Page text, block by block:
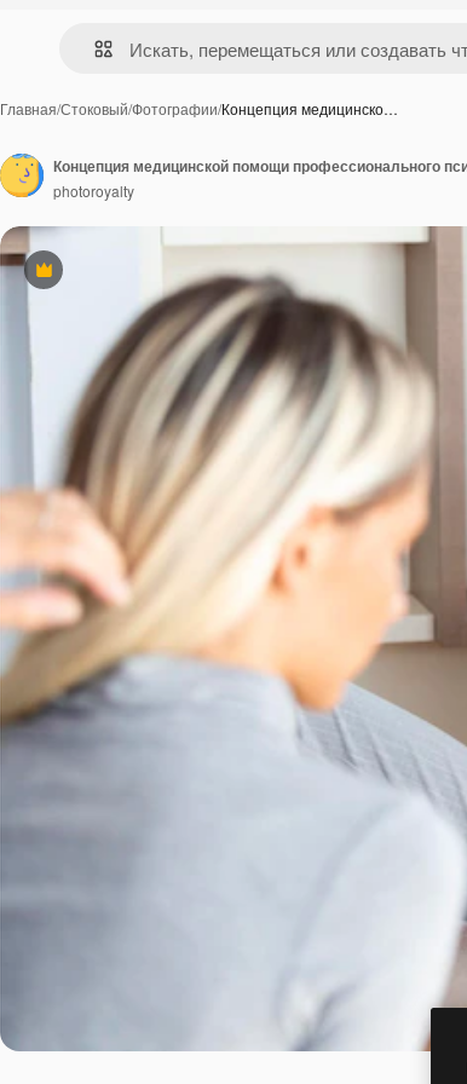
Главная/Стоковый/Фотографии/Концепция медицинско…
Премиум
photoroyalty